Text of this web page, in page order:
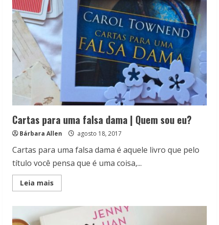
eu?
Cartas para uma falsa dama | Quem sou eu?
Bárbara Allen agosto 18, 2017
Cartas para uma falsa dama é aquele livro que pelo
título você pensa que é uma coisa,...
Leia mais
more
para